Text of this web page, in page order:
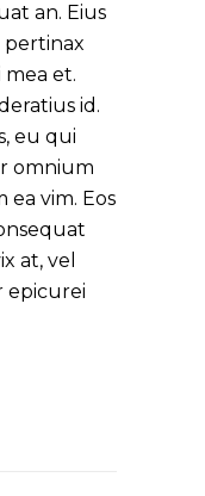
an. Eius
pertinax
mea et.
id.
eu qui
omnium
vim. Eos
at, vel
epicurei